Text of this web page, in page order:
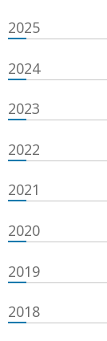
2025
2024
2023
2022
2021
2020
2019
2018